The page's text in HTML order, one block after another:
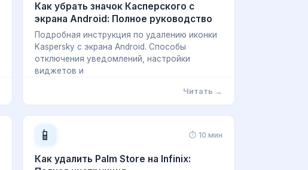
Как убрать значок Касперского с
экрана Android: Полное руководство
Подробная инструкция по удалению иконки
Kaspersky с экрана Android. Способы
отключения уведомлений, настройки
виджетов и
Читать →
📱 ⏱ 10 мин
Как удалить Palm Store на Infinix: